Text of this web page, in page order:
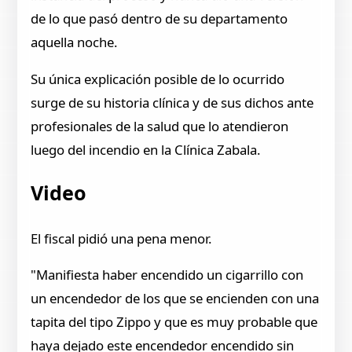
de lo que pasó dentro de su departamento
aquella noche.
Su única explicación posible de lo ocurrido
surge de su historia clínica y de sus dichos ante
profesionales de la salud que lo atendieron
luego del incendio en la Clínica Zabala.
Video
El fiscal pidió una pena menor.
"Manifiesta haber encendido un cigarrillo con
un encendedor de los que se encienden con una
tapita del tipo Zippo y que es muy probable que
haya dejado este encendedor encendido sin